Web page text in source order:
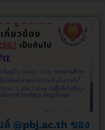
@pbj.ac.th ของ
Next